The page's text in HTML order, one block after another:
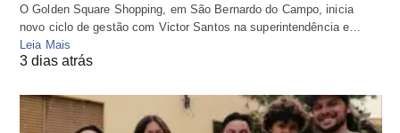
O Golden Square Shopping, em São Bernardo do Campo, inicia
novo ciclo de gestão com Victor Santos na superintendência e…
Leia Mais
3 dias atrás